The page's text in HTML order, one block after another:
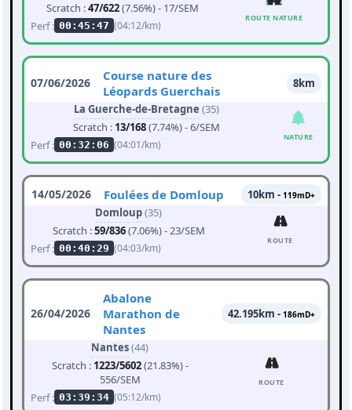
Scratch :47/622(7.56%) - 17/SEM
Perf : 00:45:47 (04:12/km)
ROUTE NATURE
07/06/2026
Course nature des
Léopards Guerchais
8km
La Guerche-de-Bretagne (35)
Scratch : 13/168(7.74%) - 6/SEM
Perf : 00:32:06 (04:01/km)
NATURE
14/05/2026 Foulées de Domloup 10km - 119mD+
Domloup(35)
Scratch :59/836(7.06%) - 23/SEM
Perf : 00:40:29 (04:03/km)
ROUTE
26/04/2026
Abalone
Marathon de
Nantes
42.195km - 186mD+
Nantes(44)
Scratch : 1223/5602(21.83%) -
556/SEM
Perf : 03:39:34 (05:12/km)
ROUTE